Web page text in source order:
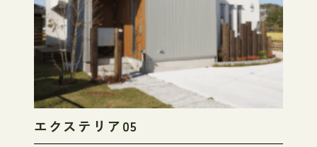
エクステリア05